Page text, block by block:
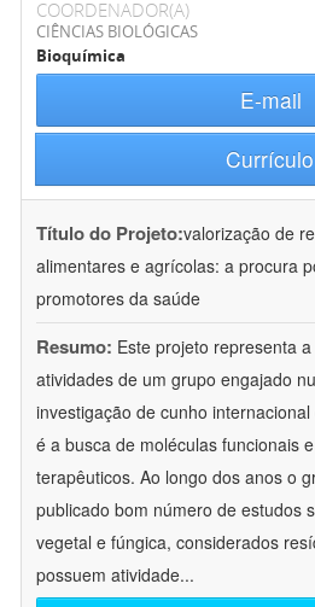
COORDENADOR(A)
CIÊNCIAS BIOLÓGICAS
Bioquímica
E-mail
Currículo
Título do Projeto:valorização de
alimentares e agrícolas: a procura
promotores da saúde
Resumo: Este projeto representa
atividades de um grupo engajado
investigação de cunho
é a busca de moléculas funcionais
terapêuticos. Ao longo dos anos o
publicado bom número de estudos
vegetal e fúngica, considerados
possuem atividade...